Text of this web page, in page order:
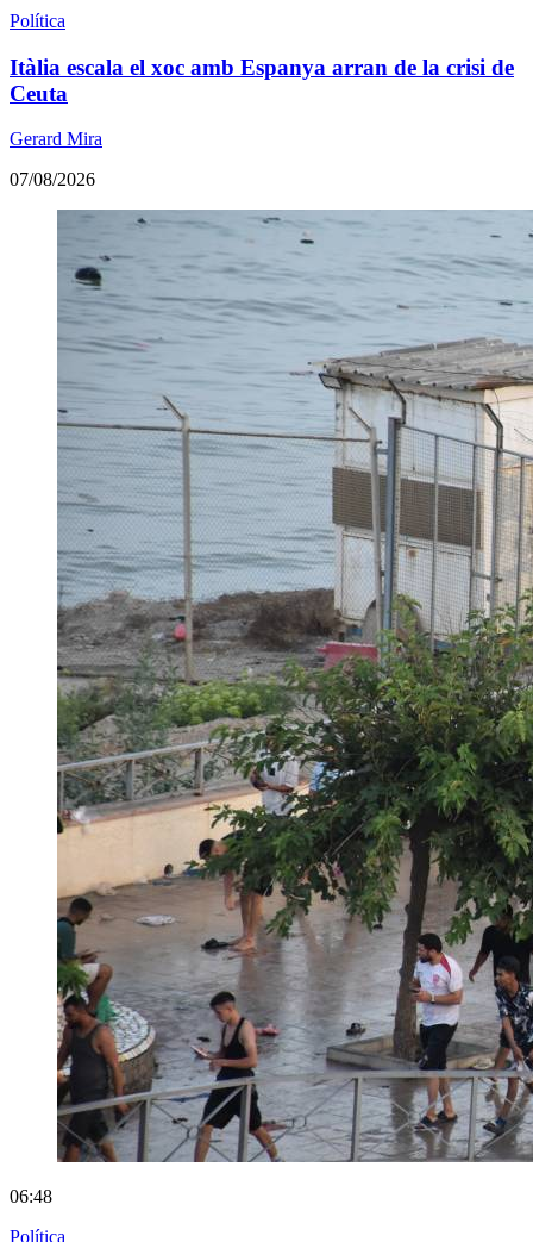
Política
Itàlia escala el xoc amb Espanya arran de la crisi de
Ceuta
Gerard Mira
07/08/2026
06:48
Política